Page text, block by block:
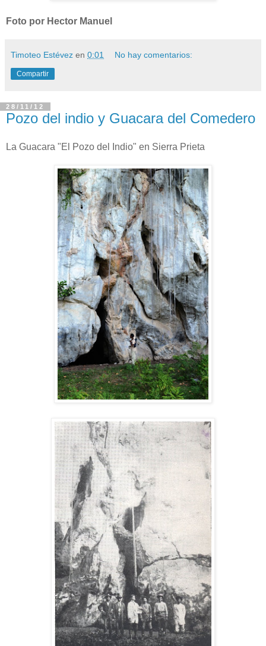
Foto por Hector Manuel
Timoteo Estévez en 0:01 No hay comentarios:
Compartir
28/11/12
Pozo del indio y Guacara del Comedero
La Guacara "El Pozo del Indio" en Sierra Prieta